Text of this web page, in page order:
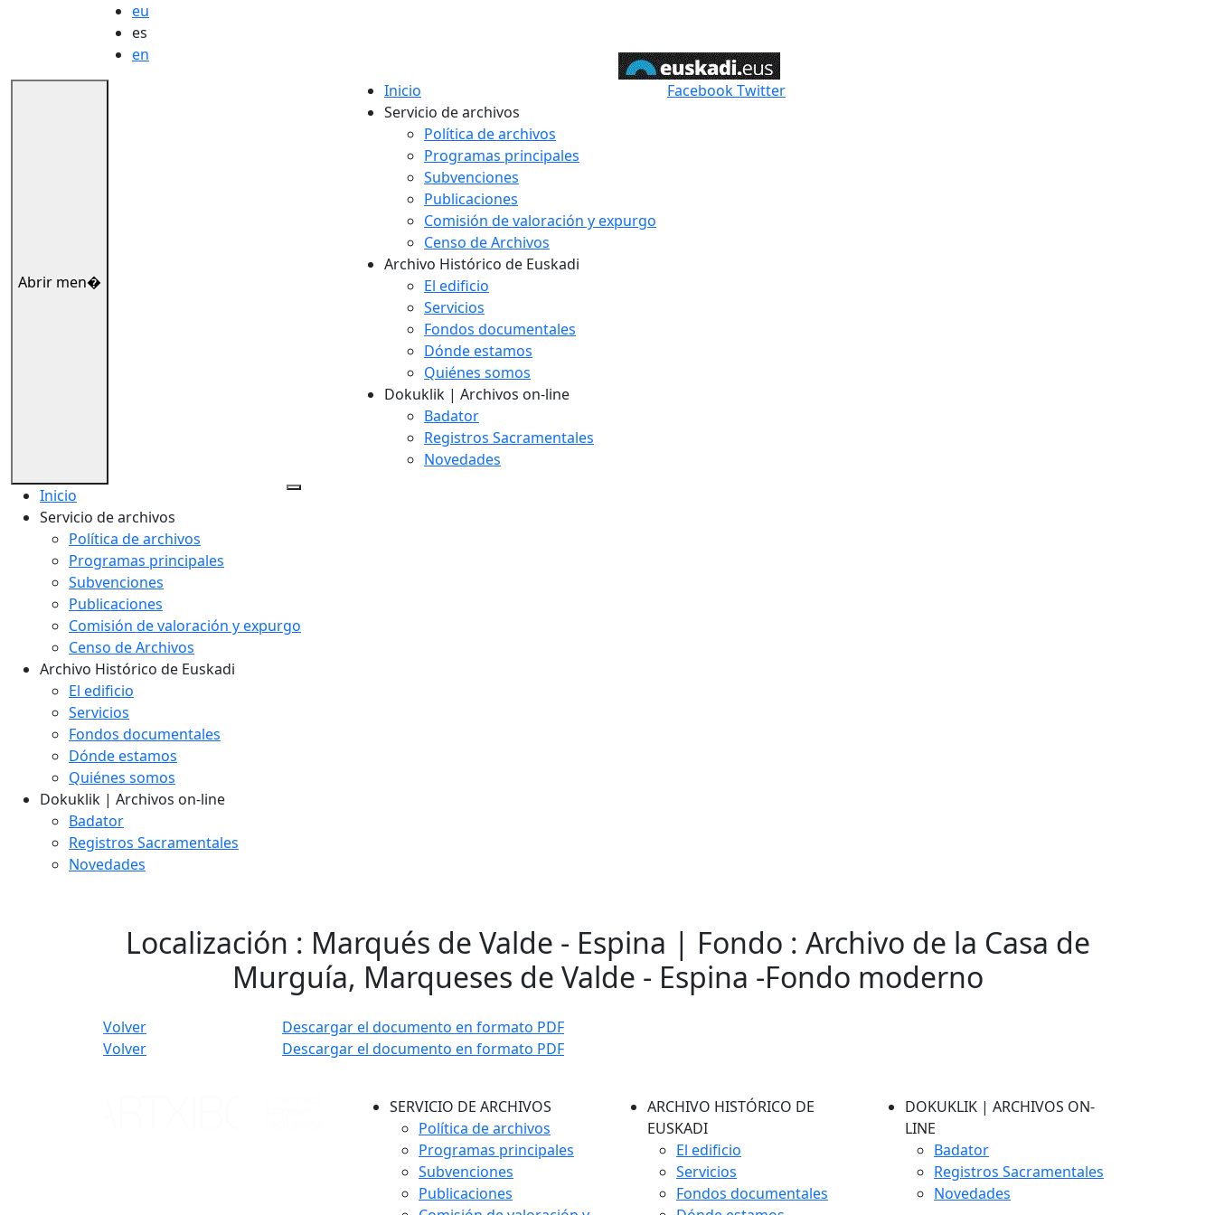
eu
es
en
Abrir men�
Inicio
Servicio de archivos
Política de archivos
Programas principales
Subvenciones
Publicaciones
Comisión de valoración y expurgo
Censo de Archivos
Archivo Histórico de Euskadi
El edificio
Servicios
Fondos documentales
Dónde estamos
Quiénes somos
Dokuklik | Archivos on-line
Badator
Registros Sacramentales
Novedades
FacebookTwitter
Inicio
Servicio de archivos
Política de archivos
Programas principales
Subvenciones
Publicaciones
Comisión de valoración y expurgo
Censo de Archivos
Archivo Histórico de Euskadi
El edificio
Servicios
Fondos documentales
Dónde estamos
Quiénes somos
Dokuklik | Archivos on-line
Badator
Registros Sacramentales
Novedades
Localización : Marqués de Valde - Espina | Fondo : Archivo de la Casa de
Murguía, Marqueses de Valde - Espina -Fondo moderno
Volver
Descargar el documento en formato PDF
Volver
Descargar el documento en formato PDF
SERVICIO DE ARCHIVOS
Política de archivos
Programas principales
Subvenciones
Publicaciones
ARCHIVO HISTÓRICO DE
EUSKADI
El edificio
Servicios
Fondos documentales
DOKUKLIK | ARCHIVOS ON-
LINE
Badator
Registros Sacramentales
Novedades